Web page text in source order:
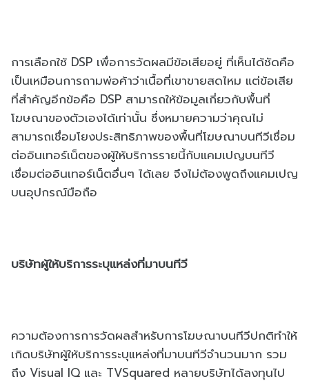
การเลือกใช้ DSP เพื่อการวัดผลมีข้อเสียอยู่ ที่เห็นได้ชัดคือ
เป็นเหมือนการถามพ่อค้าว่าเนื้อที่เขาขายสดไหม แต่ข้อเสีย
ที่สำคัญอีกข้อคือ DSP สามารถให้ข้อมูลเกี่ยวกับพื้นที่
โฆษณาของตัวเองได้เท่านั้น ซึ่งหมายความว่าคุณไม่
สามารถเชื่อมโยงประสิทธิภาพของพื้นที่โฆษณาบนทีวีเชื่อม
ต่ออินเทอร์เน็ตของผู้ให้บริการรายนี้กับแคมเปญบนทีวี
เชื่อมต่ออินเทอร์เน็ตอื่นๆ ได้เลย จึงไม่ต้องพูดถึงแคมเปญ
บนอุปกรณ์มือถือ
บริษัทผู้ให้บริการระบุแหล่งที่มาบนทีวี
ความต้องการการวัดผลสำหรับการโฆษณาบนทีวีปกติทำให้
เกิดบริษัทผู้ให้บริการระบุแหล่งที่มาบนทีวีจำนวนมาก รวม
ถึง Visual IQ และ TVSquared หลายบริษัทได้ลงทุนไป